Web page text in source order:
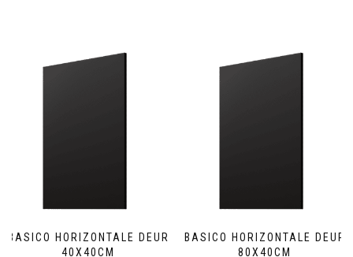
BASICO HORIZONTALE DEUR
40X40CM
BASICO HORIZONTALE DEUR
80X40CM